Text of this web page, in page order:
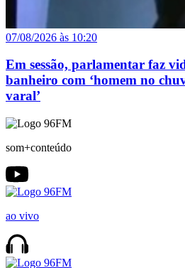
07/08/2026 às 10:20
Em sessão, parlamentar faz
banheiro com ‘homem no
varal’
som+conteúdo
ao vivo